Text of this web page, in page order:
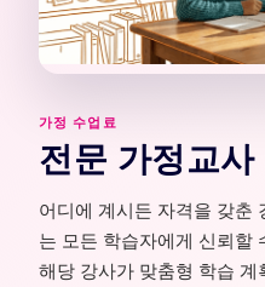
가정 수업료
전문 가정교사
어디에 계시든 자격을 갖춘
는 모든 학습자에게 신뢰할
해당 강사가 맞춤형 학습